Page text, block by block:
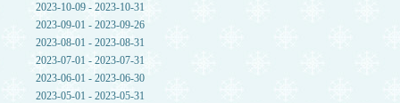
2023-10-09 - 2023-10-31
2023-09-01 - 2023-09-26
2023-08-01 - 2023-08-31
2023-07-01 - 2023-07-31
2023-06-01 - 2023-06-30
2023-05-01 - 2023-05-31